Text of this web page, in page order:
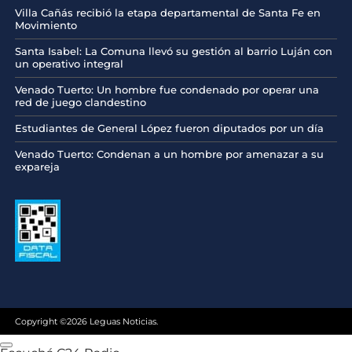
Villa Cañás recibió la etapa departamental de Santa Fe en
Movimiento
Santa Isabel: La Comuna llevó su gestión al barrio Luján con
un operativo integral
Venado Tuerto: Un hombre fue condenado por operar una
red de juego clandestino
Estudiantes de General López fueron diputados por un día
Venado Tuerto: Condenan a un hombre por amenazar a su
expareja
Copyright ©2026 Leguas Noticias.